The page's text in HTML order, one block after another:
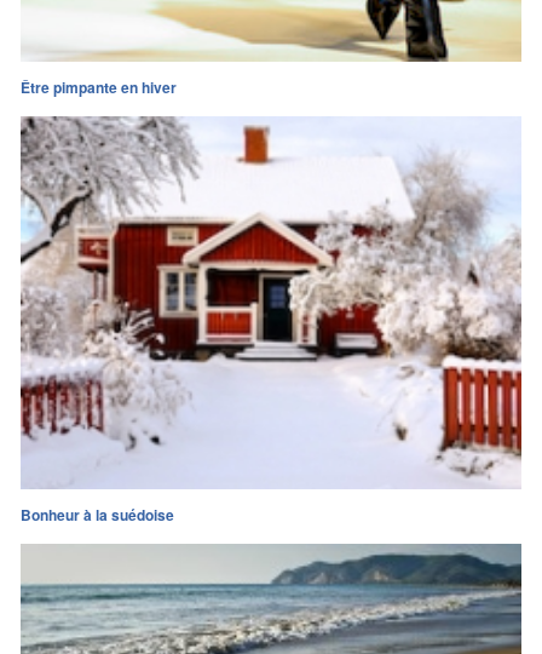
Être pimpante en hiver
Bonheur à la suédoise